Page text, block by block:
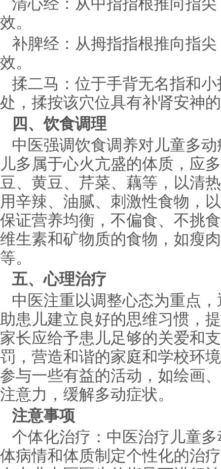
清心经：从中指指根推向指
效。
补脾经：从拇指指根推向指
效。
揉二马：位于手背无名指和
处，揉按该穴位具有补肾安神
四、饮食调理
中医强调饮食调养对儿童多
儿多属于心火亢盛的体质，应
豆、黄豆、芹菜、藕等，以清
用辛辣、油腻、刺激性食物，
保证营养均衡，不偏食、不挑
维生素和矿物质的食物，如瘦
等。
五、心理治疗
中医注重以调整心态为重点
助患儿建立良好的思维习惯，
家长应给予患儿足够的关爱和
罚，营造和谐的家庭和学校环
参与一些有益的活动，如绘画
注意力，缓解多动症状。
注意事项
个体化治疗：中医治疗儿童
体病情和体质制定个性化的治